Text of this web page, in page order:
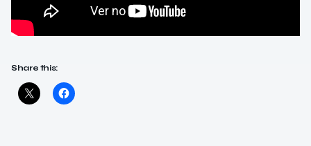
Share this: